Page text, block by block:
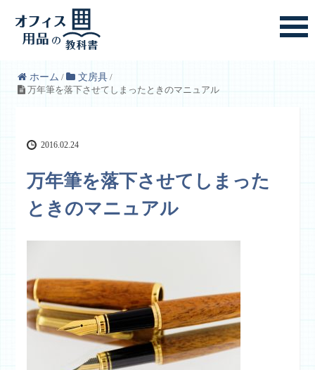
ホーム / 文房具 /
万年筆を落下させてしまったときのマニュアル
2016.02.24
万年筆を落下させてしまった
ときのマニュアル